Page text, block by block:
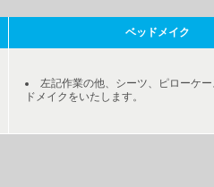
ベッドメイク
左記作業の他、シーツ、ピローケ
ドメイクをいたします。